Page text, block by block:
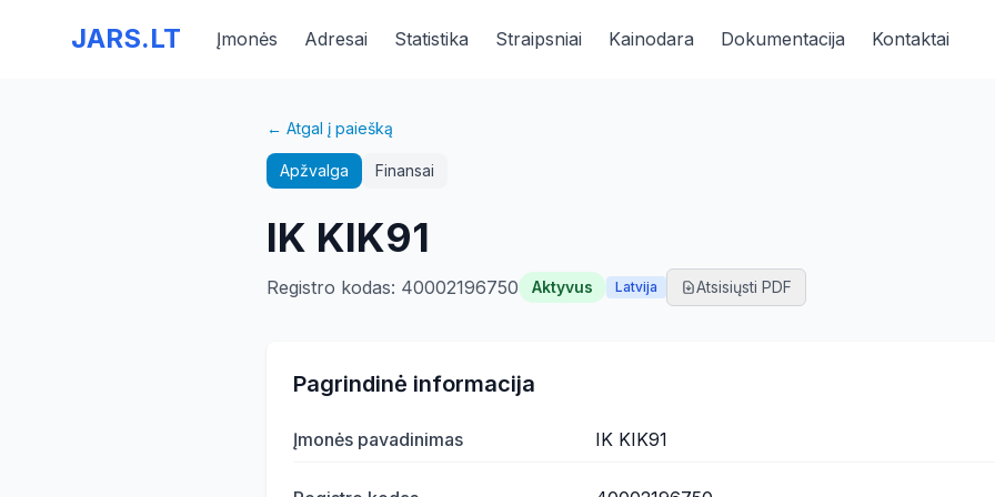
JARS.LT Įmonės Adresai Statistika Straipsniai Kainodara Dokumentacija Kontaktai
← Atgal į paiešką
Apžvalga Finansai
IK KIK91
Registro kodas: 40002196750 Aktyvus Latvija Atsisiųsti PDF
Pagrindinė informacija
Įmonės pavadinimas IK KIK91